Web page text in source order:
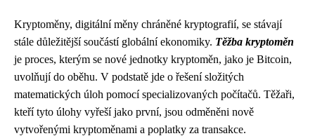
Kryptoměny, digitální měny chráněné kryptografií, se stávají
stále důležitější součástí globální ekonomiky. Těžba kryptoměn
je proces, kterým se nové jednotky kryptoměn, jako je Bitcoin,
uvolňují do oběhu. V podstatě jde o řešení složitých
matematických úloh pomocí specializovaných počítačů. Těžaři,
kteří tyto úlohy vyřeší jako první, jsou odměněni nově
vytvořenými kryptoměnami a poplatky za transakce.